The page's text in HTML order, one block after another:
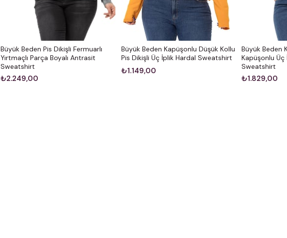
Büyük Beden Pis Dikişli Fermuarlı
Yırtmaçlı Parça Boyalı Antrasit
Sweatshirt
₺2.249,00
Büyük Beden Kapüşonlu Düşük Kollu
Pis Dikişli Üç İplik Hardal Sweatshirt
₺1.149,00
Büyük Beden
Kapüşonlu Üç
Sweatshirt
₺1.829,00